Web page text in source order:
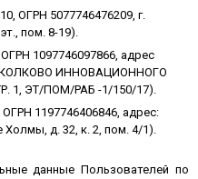
ОГРН 5077746476209, г.
пом. 8-19).
1097746097866, адрес
СКОЛКОВО ИННОВАЦИОННОГО
1, ЭТ/ПОМ/РАБ -1/150/17).
1197746406846, адрес:
Холмы, д. 32, к. 2, пом. 4/1).
данные Пользователей по